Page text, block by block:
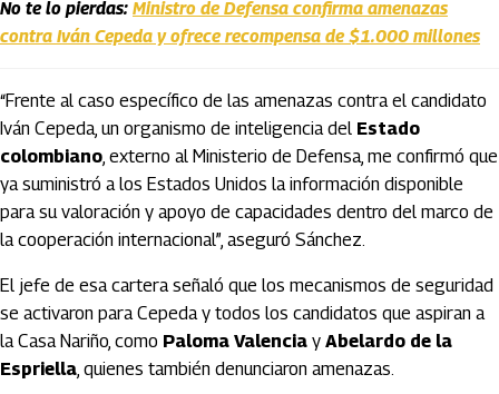
No te lo pierdas: Ministro de Defensa confirma amenazas
contra Iván Cepeda y ofrece recompensa de $1.000 millones
“Frente al caso específico de las amenazas contra el candidato
Iván Cepeda, un organismo de inteligencia del Estado
colombiano, externo al Ministerio de Defensa, me confirmó que
ya suministró a los Estados Unidos la información disponible
para su valoración y apoyo de capacidades dentro del marco de
la cooperación internacional”, aseguró Sánchez.
El jefe de esa cartera señaló que los mecanismos de seguridad
se activaron para Cepeda y todos los candidatos que aspiran a
la Casa Nariño, como Paloma Valencia y Abelardo de la
Espriella, quienes también denunciaron amenazas.